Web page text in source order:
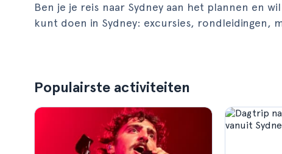
Ben je je reis naar Sydney aan het plannen en
kunt doen in Sydney: excursies, rondleidingen,
Populairste activiteiten